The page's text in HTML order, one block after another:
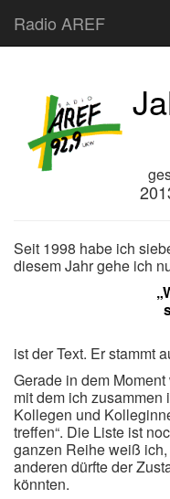
Radio AREF
Seit 1998 habe ich
diesem Jahr gehe ich
ist der Text. Er stammt
Gerade in dem
mit dem ich
Kollegen und
treffen“. Die Liste ist
ganzen Reihe weiß
anderen dürfte der
könnten.